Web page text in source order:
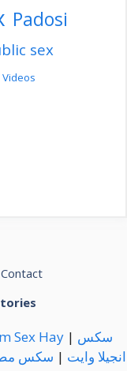
Padosi
sex
Contact
Sex Hay | سكس
انجيلا وايت | سكس